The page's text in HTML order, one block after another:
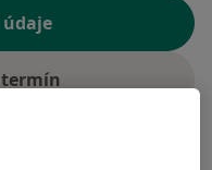
termín